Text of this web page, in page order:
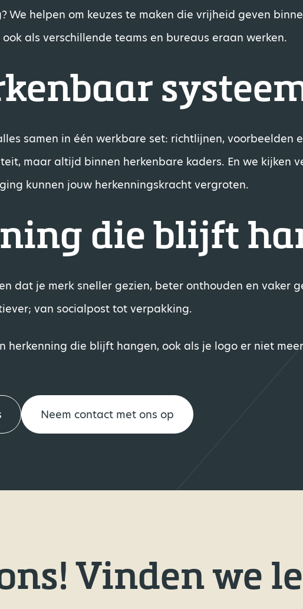
We helpen om keuzes te maken die vrijheid geven
als verschillende teams en bureaus eraan werken.
samen in één werkbare set: richtlijnen, voorbeelden
maar altijd binnen herkenbare kaders. En we kijken
kunnen jouw herkenningskracht vergroten.
die blijft
dat je merk sneller gezien, beter onthouden en vaker
van socialpost tot verpakking.
herkenning die blijft hangen, ook als je logo er niet
Neem contact met ons op
Vinden we